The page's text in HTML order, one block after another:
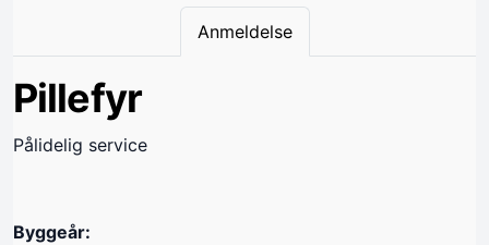
Anmeldelse
Pillefyr
Pålidelig service
Byggeår: